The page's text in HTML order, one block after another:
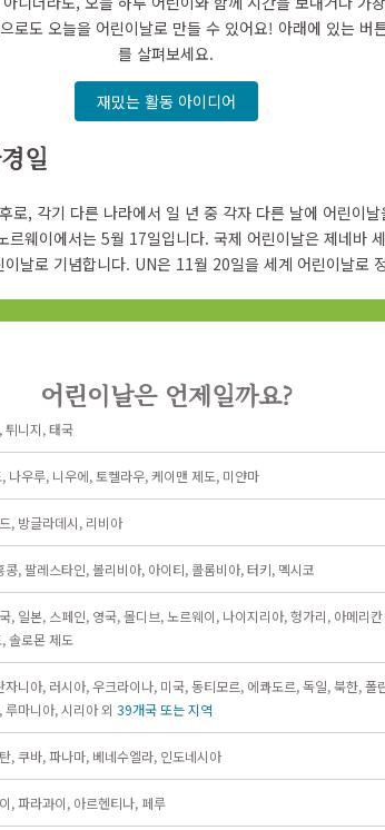
로도 오늘을 어린이날로 만들 수 있어요! 아래에 있는 버
를 살펴보세요.
재밌는 활동 아이디어
일
로, 각기 다른 나라에서 일 년 중 각자 다른 날에 어린이
웨이에서는 5월 17일입니다. 국제 어린이날은 제네바
날로 기념합니다. UN은 11월 20일을 세계 어린이날로
어린이날은 언제일까요?
튀니지, 태국
나우루, 니우에, 토켈라우, 케이맨 제도, 미얀마
, 방글라데시, 리비아
콩, 팔레스타인, 볼리비아, 아이티, 콜롬비아, 터키, 멕시코
, 일본, 스페인, 영국, 몰디브, 노르웨이, 나이지리아, 헝가리, 아메리
솔로몬 제도
자니아, 러시아, 우크라이나, 미국, 동티모르, 에콰도르, 독일, 북한, 폴
루마니아, 시리아 외 39개국 또는 지역
, 쿠바, 파나마, 베네수엘라, 인도네시아
, 파라과이, 아르헨티나, 페루